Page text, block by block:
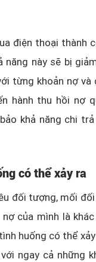
điện thoại thành
này sẽ bị
từng khoản nợ và
hành thu hồi nợ
khả năng chi
có thể xảy ra
đối tượng, mối
của mình là khác
huống có thể
ngay cả những